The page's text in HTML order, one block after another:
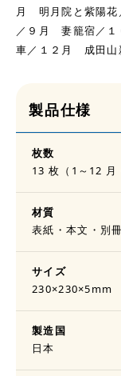
月 明月院と紫陽
／９月 妻籠宿／
車／１２月 成田山
製品仕様
枚数
13 枚（1～12 月
材質
表紙・本文・別
サイズ
230×230×5mm
製造国
日本